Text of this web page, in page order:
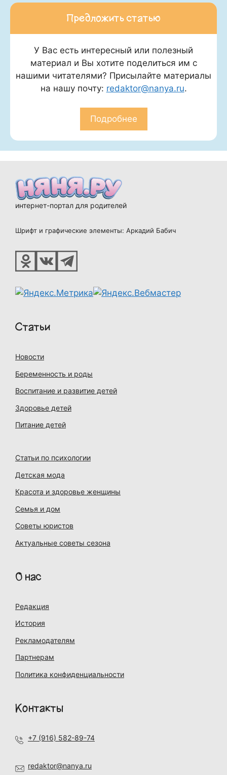
Предложить статью
У Вас есть интересный или полезный
материал и Вы хотите поделиться им с
нашими читателями? Присылайте материалы
на нашу почту: redaktor@nanya.ru.
Подробнее
интернет-портал для родителей
Шрифт и графические элементы: Аркадий Бабич
Статьи
Новости
Беременность и роды
Воспитание и развитие детей
Здоровье детей
Питание детей
Статьи по психологии
Детская мода
Красота и здоровье женщины
Семья и дом
Советы юристов
Актуальные советы сезона
О нас
Редакция
История
Рекламодателям
Партнерам
Политика конфиденциальности
Контакты
+7 (916) 582-89-74
redaktor@nanya.ru